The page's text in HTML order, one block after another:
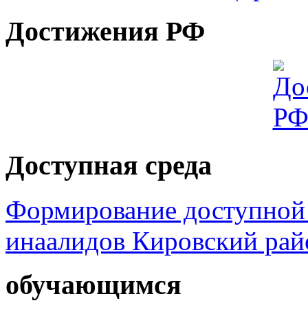
Достижения РФ
Доступная среда
Формирование доступной
инаалидов Кировский
обучающимся